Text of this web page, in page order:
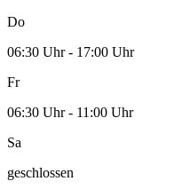
Do
06:30 Uhr - 17:00 Uhr
Fr
06:30 Uhr - 11:00 Uhr
Sa
geschlossen